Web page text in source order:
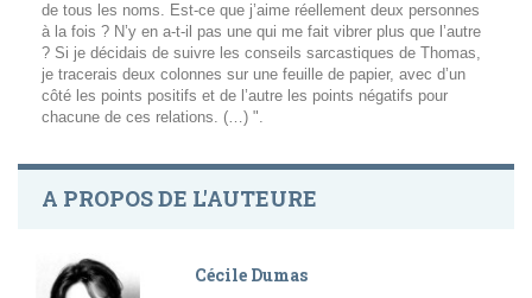
de tous les noms. Est-ce que j’aime réellement deux personnes
à la fois ? N’y en a-t-il pas une qui me fait vibrer plus que l’autre
? Si je décidais de suivre les conseils sarcastiques de Thomas,
je tracerais deux colonnes sur une feuille de papier, avec d’un
côté les points positifs et de l’autre les points négatifs pour
chacune de ces relations. (…) ".
A PROPOS DE L'AUTEURE
Cécile Dumas